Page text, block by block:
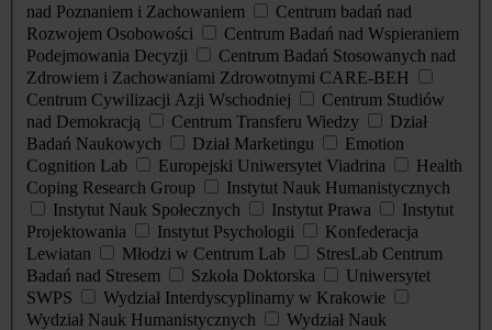
nad Poznaniem i Zachowaniem
Centrum badań nad
Rozwojem Osobowości
Centrum Badań nad Wspieraniem
Podejmowania Decyzji
Centrum Badań Stosowanych nad
Zdrowiem i Zachowaniami Zdrowotnymi CARE-BEH
Centrum Cywilizacji Azji Wschodniej
Centrum Studiów
nad Demokracją
Centrum Transferu Wiedzy
Dział
Badań Naukowych
Dział Marketingu
Emotion
Cognition Lab
Europejski Uniwersytet Viadrina
Health
Coping Research Group
Instytut Nauk Humanistycznych
Instytut Nauk Społecznych
Instytut Prawa
Instytut
Projektowania
Instytut Psychologii
Konfederacja
Lewiatan
Młodzi w Centrum Lab
StresLab Centrum
Badań nad Stresem
Szkoła Doktorska
Uniwersytet
SWPS
Wydział Interdyscyplinarny w Krakowie
Wydział Nauk Humanistycznych
Wydział Nauk